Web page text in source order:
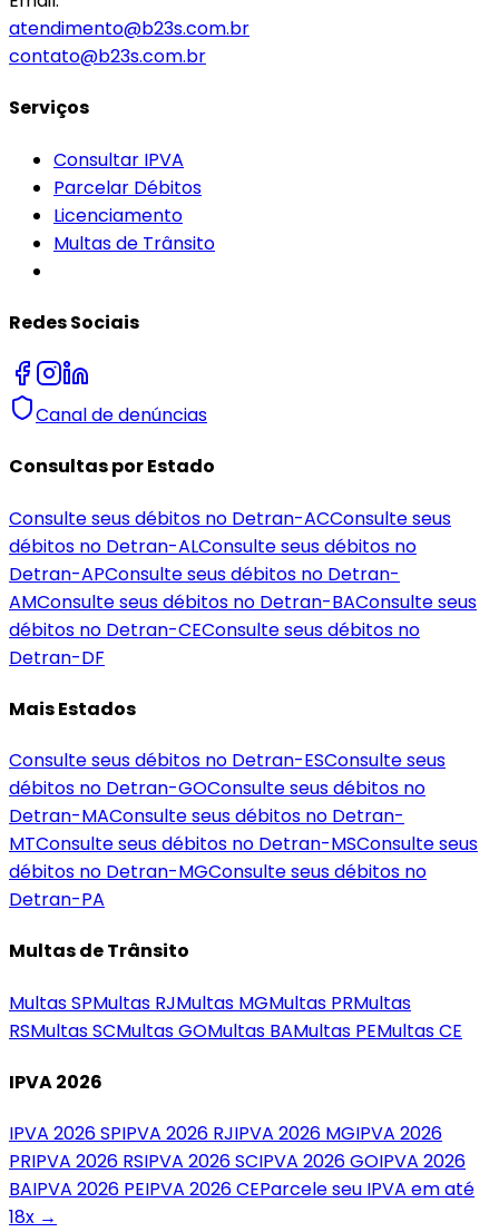
atendimento@b23s.com.br
contato@b23s.com.br
Serviços
Consultar IPVA
Parcelar Débitos
Licenciamento
Multas de Trânsito
Redes Sociais
Canal de denúncias
Consultas por Estado
Consulte seus débitos no Detran-ACConsulte seus
débitos no Detran-ALConsulte seus débitos no
Detran-APConsulte seus débitos no Detran-
AMConsulte seus débitos no Detran-BAConsulte seus
débitos no Detran-CEConsulte seus débitos no
Detran-DF
Mais Estados
Consulte seus débitos no Detran-ESConsulte seus
débitos no Detran-GOConsulte seus débitos no
Detran-MAConsulte seus débitos no Detran-
MTConsulte seus débitos no Detran-MSConsulte seus
débitos no Detran-MGConsulte seus débitos no
Detran-PA
Multas de Trânsito
MultasSPMultas RJMultas MGMultas PRMultas
RSMultasSCMultasGOMultas BAMultas PEMultasCE
IPVA 2026
IPVA 2026SPIPVA 2026 RJIPVA 2026 MGIPVA 2026
PRIPVA 2026 RSIPVA 2026SCIPVA 2026GOIPVA 2026
BAIPVA 2026 PEIPVA 2026CEParcele seu IPVA em até
18x →